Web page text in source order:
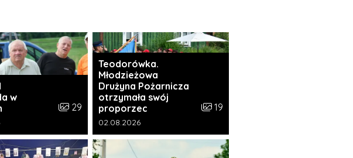
w
Liczba zdjęć w galerii:
29
galerii:
Teodorówka.
Młodzieżowa
Drużyna Pożarnicza
otrzymała swój
proporzec
Liczba zdjęć w galerii:
19
Data dodania galerii:
02.08.2026